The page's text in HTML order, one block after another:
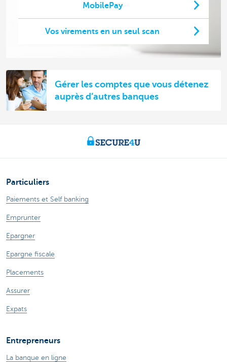
MobilePay
Vos virements en un seul scan
Gérer les comptes que vous détenez
auprès d’autres banques
Particuliers
Paiements et Self banking
Emprunter
Epargner
Epargne fiscale
Placements
Assurer
Expats
Entrepreneurs
La banque en ligne